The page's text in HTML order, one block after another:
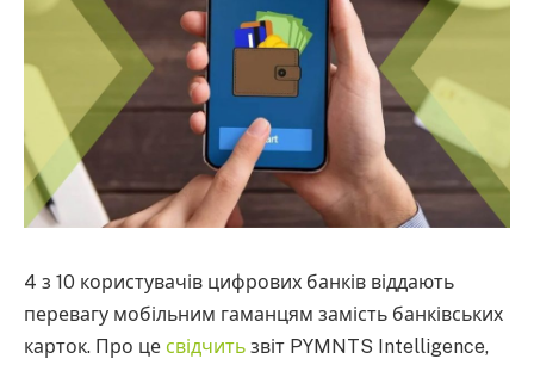
4 з 10 користувачів цифрових банків віддають
перевагу мобільним гаманцям замість банківських
карток. Про це свідчить звіт PYMNTS Intelligence,